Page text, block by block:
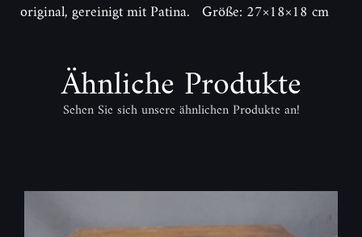
original, gereinigt mit Patina. Größe: 27×18×18 cm
Ähnliche Produkte
Sehen Sie sich unsere ähnlichen Produkte an!